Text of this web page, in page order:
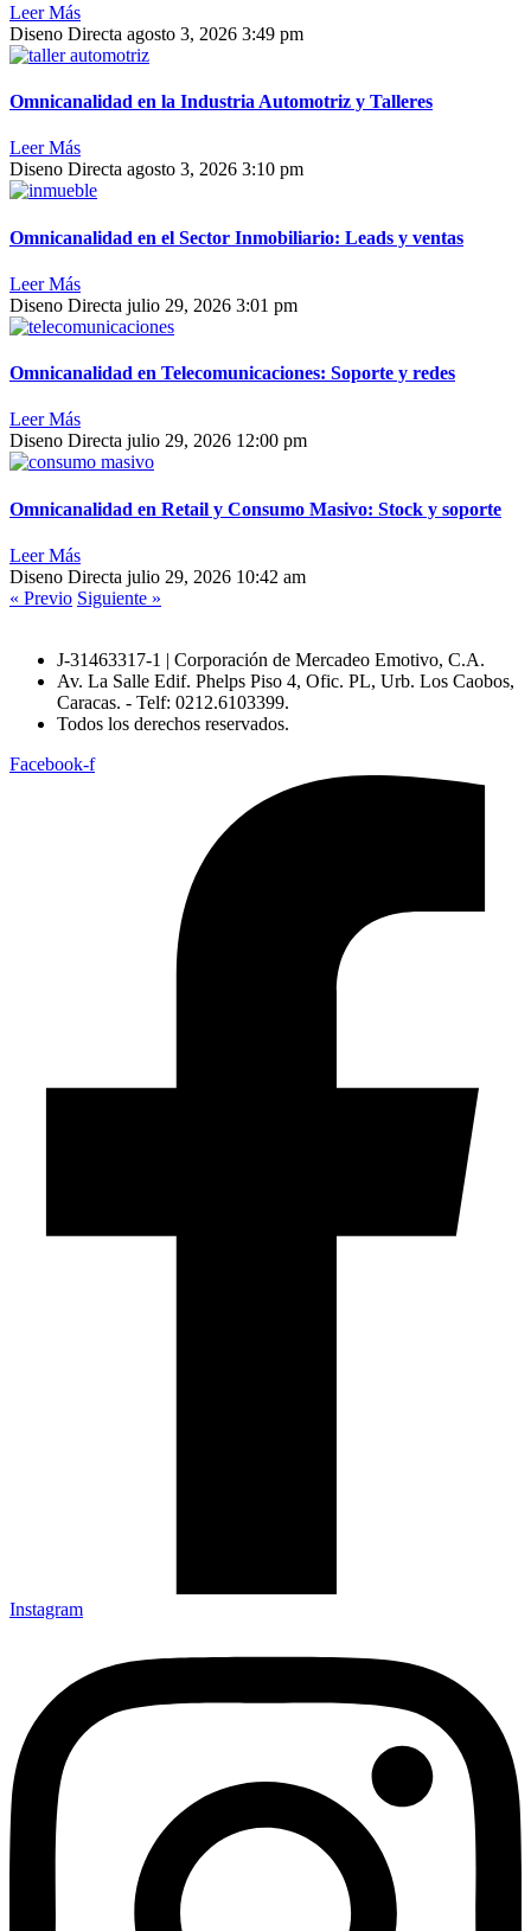
Leer Más
Diseno Directa agosto 3, 2026 3:49 pm
Omnicanalidad en la Industria Automotriz y Talleres
Leer Más
Diseno Directa agosto 3, 2026 3:10 pm
Omnicanalidad en el Sector Inmobiliario: Leads y ventas
Leer Más
Diseno Directa julio 29, 2026 3:01 pm
Omnicanalidad en Telecomunicaciones: Soporte y redes
Leer Más
Diseno Directa julio 29, 2026 12:00 pm
Omnicanalidad en Retail y Consumo Masivo: Stock y soporte
Leer Más
Diseno Directa julio 29, 2026 10:42 am
« Previo Siguiente »
J-31463317-1 | Corporación de Mercadeo Emotivo, C.A.
Av. La Salle Edif. Phelps Piso 4, Ofic. PL, Urb. Los Caobos,
Caracas. - Telf: 0212.6103399.
Todos los derechos reservados.
Facebook-f
Instagram